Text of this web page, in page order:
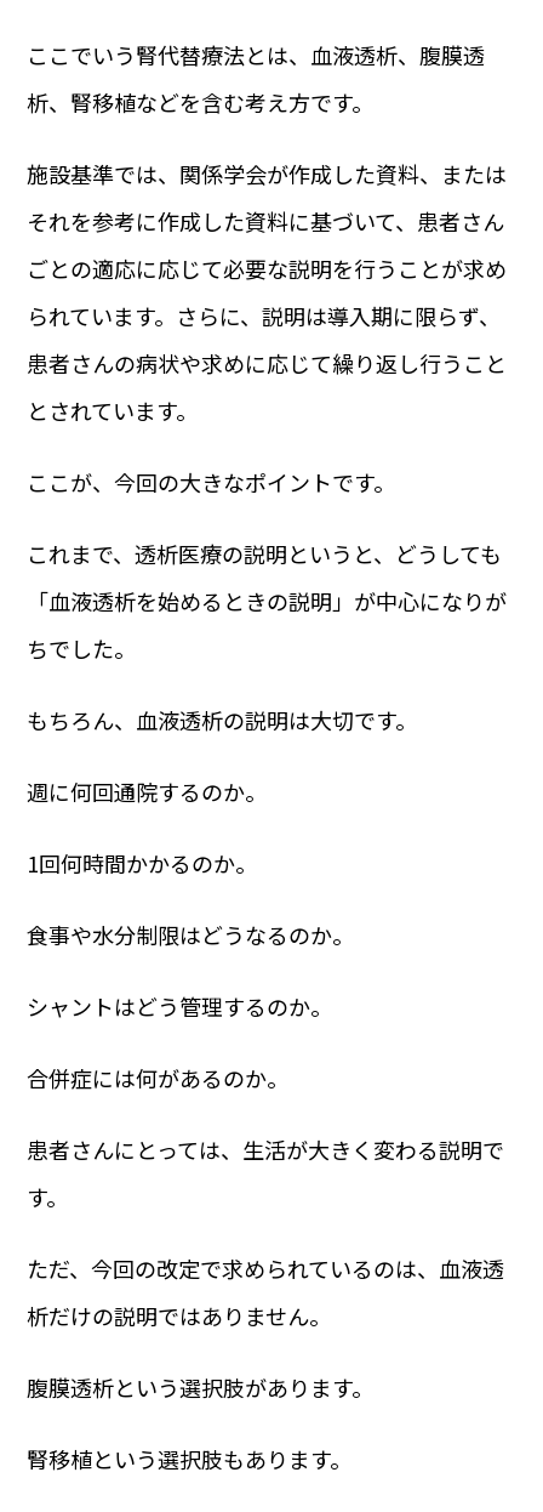
ここでいう腎代替療法とは、血液透析、腹膜透
析、腎移植などを含む考え方です。
施設基準では、関係学会が作成した資料、または
それを参考に作成した資料に基づいて、患者さん
ごとの適応に応じて必要な説明を行うことが求め
られています。さらに、説明は導入期に限らず、
患者さんの病状や求めに応じて繰り返し行うこと
とされています。
ここが、今回の大きなポイントです。
これまで、透析医療の説明というと、どうしても
「血液透析を始めるときの説明」が中心になりが
ちでした。
もちろん、血液透析の説明は大切です。
週に何回通院するのか。
1回何時間かかるのか。
食事や水分制限はどうなるのか。
シャントはどう管理するのか。
合併症には何があるのか。
患者さんにとっては、生活が大きく変わる説明で
す。
ただ、今回の改定で求められているのは、血液透
析だけの説明ではありません。
腹膜透析という選択肢があります。
腎移植という選択肢もあります。